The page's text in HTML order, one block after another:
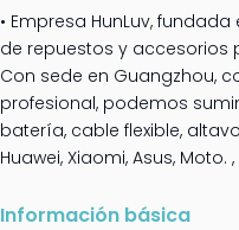
• Empresa HunLuv,
de repuestos y accesorios
Con sede en Guangzhou,
profesional, podemos
batería, cable flexible,
Huawei, Xiaomi, Asus, Moto.
Información básica